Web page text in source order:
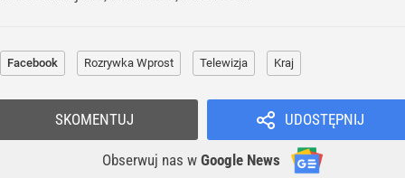
Facebook Rozrywka Wprost Telewizja Kraj
UDOSTĘPNIJ
Obserwuj nas w Google News
SKOMENTUJ